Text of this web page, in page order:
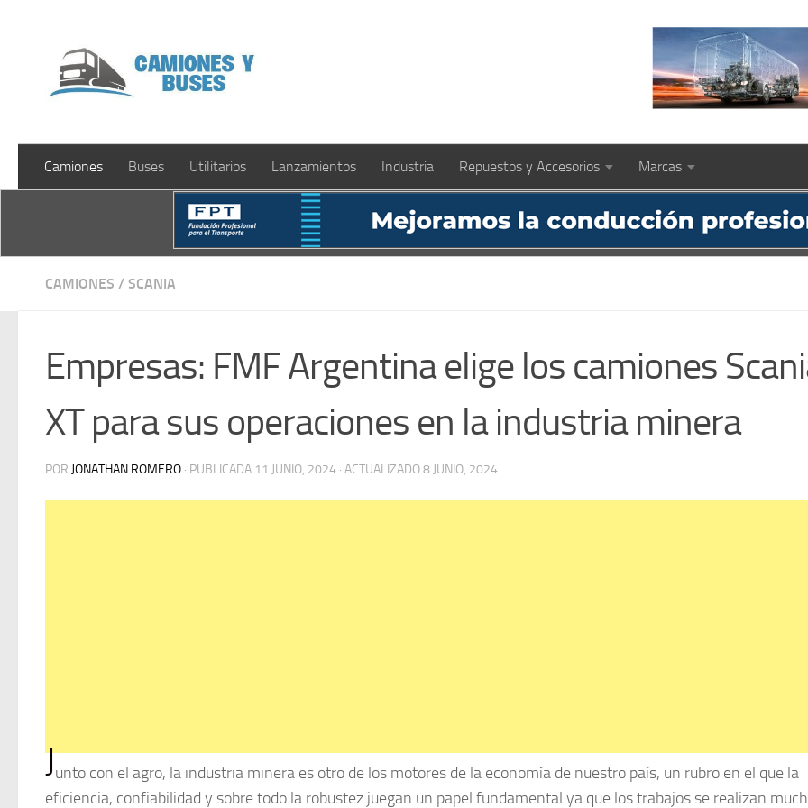
Camiones Buses Utilitarios Lanzamientos Industria Repuestos y Accesorios Marcas
CAMIONES / SCANIA
Empresas: FMF Argentina elige los camiones
XT para sus operaciones en la industria minera
POR JONATHAN ROMERO · PUBLICADA 11 JUNIO, 2024 · ACTUALIZADO8 JUNIO, 2024
Junto con el agro, la industria minera es otro de los motores de la economía de nuestro país, un rubro en el que la
eficiencia, confiabilidad y sobre todo la robustez juegan un papel fundamental ya que los trabajos se realizan